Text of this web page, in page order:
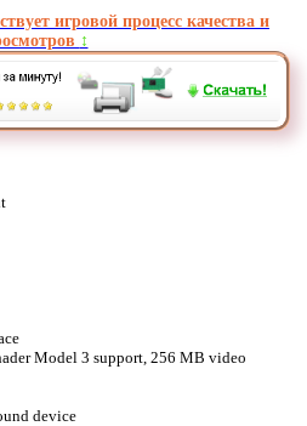
игровой процесс качества и
↕️
Model 3 support, 256 MB video
device